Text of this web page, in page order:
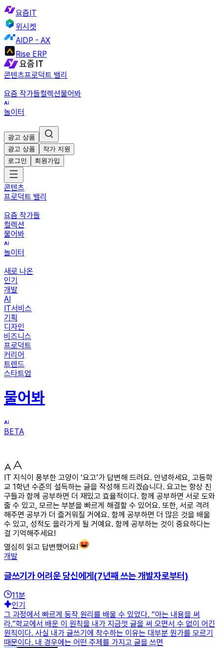
요즘IT
위시켓
AIDP - AX
Rise ERP
콘텐츠프로덕트 밸리
요즘 작가들컬렉션물어봐
놀이터
광고 상품
광고 상품
작가 지원
로그인
회원가입
콘텐츠
프로덕트 밸리
요즘 작가들
컬렉션
물어봐
놀이터
새로 나온
인기
개발
AI
IT서비스
기획
디자인
비즈니스
프로덕트
커리어
트렌드
스타트업
물어봐
BETA
IT 지식이 풍부한 고양이 ‘요고’가 답변해 드려요. 안녕하세요, 고등학
교 1학년 수준의 설득하는 글을 작성해 드리겠습니다. 요고는 항상 친
구들과 함께 공부하면 더 재밌고 효율적이다. 함께 공부하면 서로 도와
줄 수 있고, 모르는 부분을 빠르게 해결할 수 있어요. 또한, 서로 격려
해주면 공부가 더 즐거워질 거에요. 함께 공부하면 더 많은 것을 배울
수 있고, 성적도 올라가게 될 거예요. 함께 공부하는 것이 중요하다는
걸 기억해주세요!
열심히 읽고 답변했어요!
개발
글쓰기가 어려운 당신에게(7년째 쓰는 개발자로부터)
11분
인기
그 과정에서 빠르게 동작 원리를 배울 수 있었다. “아는 내용을 써
라.”학교에서 배운 이 원칙을 내가 지금껏 글을 써 오면서 수 없이 어긴
원칙이다. 사실 내가 글쓰기에 착수하는 이유는 대부분 뭔가를 모르기
때문이다. 내 경우에는 어떤 주제를 가지고 글을 쓰면